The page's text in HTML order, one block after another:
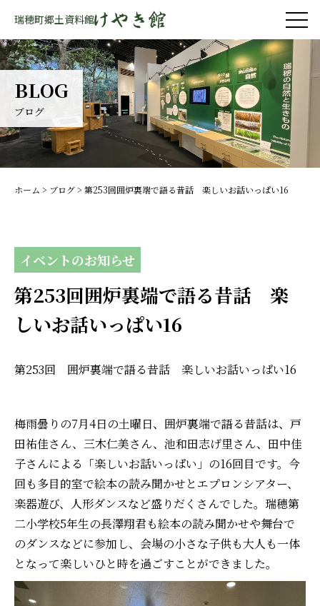
瑞穂町郷土資料館
BLOG
ブログ
ホーム > ブログ> 第253回囲炉裏端で語る昔話 楽しいお話いっぱい16
イベントのお知らせ
第253回囲炉裏端で語る昔話 楽
しいお話いっぱい16
第253回 囲炉裏端で語る昔話 楽しいお話いっぱい16
梅雨曇りの7月4日の土曜日、囲炉裏端で語る昔話は、戸
田祐佳さん、三木仁美さん、池和田志げ里さん、田中佳
子さんによる「楽しいお話いっぱい」の16回目です。今
回も多目的室で絵本の読み聞かせとエプロンシアター、
楽器遊び、人形ダンスなど盛りだくさんでした。瑞穂第
二小学校5年生の長澤翔君も絵本の読み聞かせや舞台で
のダンスなどに参加し、会場の小さな子供も大人も一体
となって楽しいひと時を過ごすことができました。